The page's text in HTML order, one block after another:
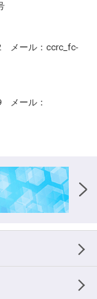
メール：ccrc_fc-
メール：